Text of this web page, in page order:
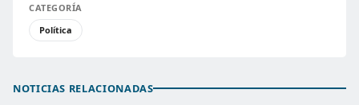
CATEGORÍA
Política
NOTICIAS RELACIONADAS